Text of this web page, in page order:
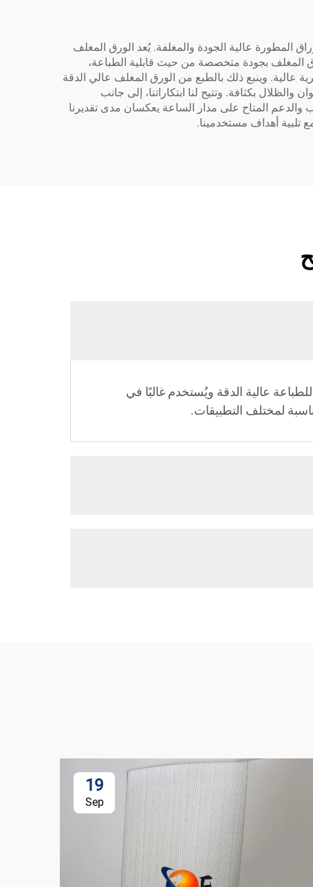
تتعامل حاليًا في مجموعة متنوعة من الأوراق المطورة عالية الجودة والمغلفة. يُعد الورق المغلف
المغلف بجودة متخصصة من حيث قابلية الطباعة،
عالية. وينبع ذلك بالطبع من الورق المغلف عالي الدقة
بكثافة. وتتيح لنا ابتكاراتنا، إلى جانب
والدعم المتاح على مدار الساعة يعكسان مدى تقديرنا
تلبية أهداف مستخدمينا.
عالية الدقة ويُستخدم غالبًا في
لمختلف التطبيقات.
19
Sep